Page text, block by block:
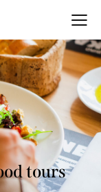
tours